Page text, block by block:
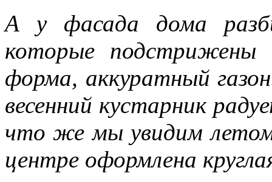
А у фасада дома
которые подстрижены
форма, аккуратный
весенний кустарник
что же мы увидим
центре оформлена